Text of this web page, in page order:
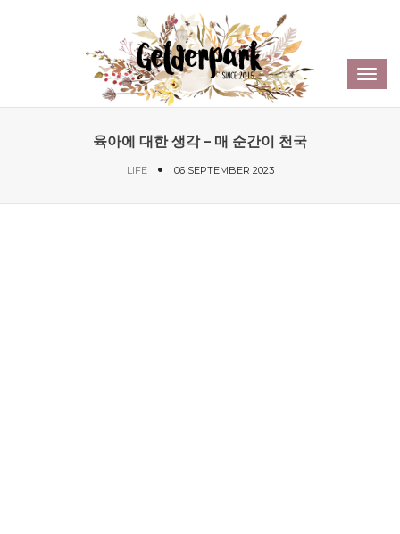
육아에 대한 생각 – 매 순간이 천국
LIFE 06 SEPTEMBER 2023